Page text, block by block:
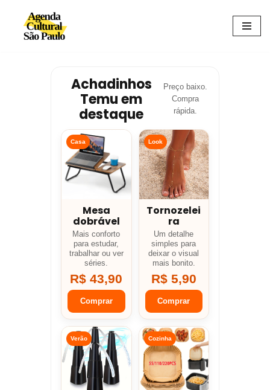
Avançar
Achadinhos
Temu em
destaque
Preço baixo.
Compra
rápida.
Casa
Mesa
dobrável
Mais conforto
para estudar,
trabalhar ou ver
séries.
R$ 43,90
Comprar
Look
Tornozelei
ra
Um detalhe
simples para
deixar o visual
mais bonito.
R$ 5,90
Comprar
Verão Cozinha